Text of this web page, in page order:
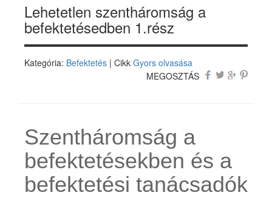
Lehetetlen szentháromság a
befektetésedben 1.rész
Kategória: Befektetés | Cikk Gyors olvasása
MEGOSZTÁS
Szentháromság a
befektetésekben és a
befektetési tanácsadók